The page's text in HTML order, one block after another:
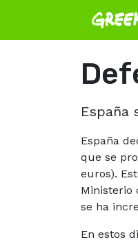
España
España
que se
euros).
Ministerio
se ha
En estos